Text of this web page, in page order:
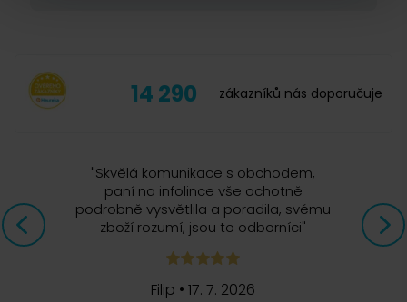
14 290 zákazníků nás doporučuje
"Skvělá komunikace s obchodem,
paní na infolince vše ochotně
podrobně vysvětlila a poradila, svému
zboží rozumí, jsou to odborníci"
Filip •17. 7. 2026